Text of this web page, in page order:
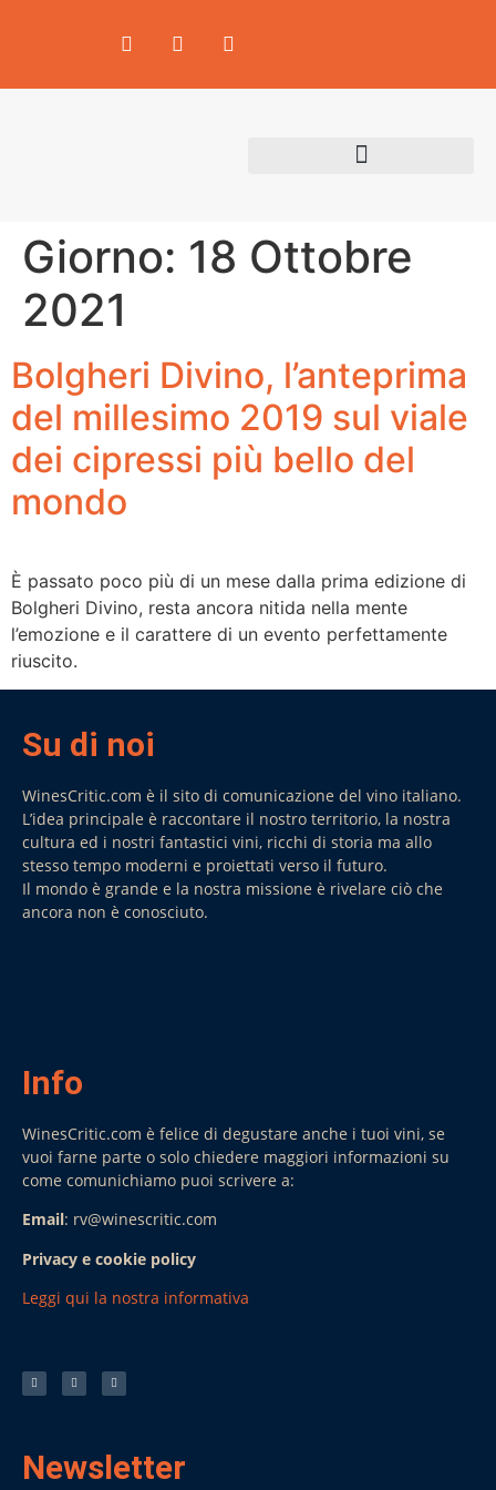
Giorno: 18 Ottobre
2021
Bolgheri Divino, l’anteprima
del millesimo 2019 sul viale
dei cipressi più bello del
mondo
È passato poco più di un mese dalla prima edizione di
Bolgheri Divino, resta ancora nitida nella mente
l’emozione e il carattere di un evento perfettamente
riuscito.
Su di noi
WinesCritic.com è il sito di comunicazione del vino italiano.
L’idea principale è raccontare il nostro territorio, la nostra
cultura ed i nostri fantastici vini, ricchi di storia ma allo
stesso tempo moderni e proiettati verso il futuro.
Il mondo è grande e la nostra missione è rivelare ciò che
ancora non è conosciuto.
Info
WinesCritic.com è felice di degustare anche i tuoi vini, se
vuoi farne parte o solo chiedere maggiori informazioni su
come comunichiamo puoi scrivere a:
Email: rv@winescritic.com
Privacy e cookie policy
Leggi qui la nostra informativa
Newsletter